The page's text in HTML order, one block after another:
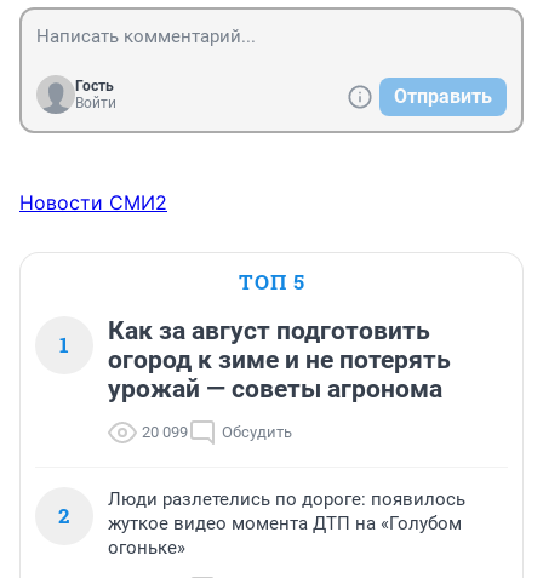
Гость
Войти
Отправить
Новости СМИ2
ТОП 5
1
Как за август подготовить
огород к зиме и не потерять
урожай — советы агронома
20 099 Обсудить
2
Люди разлетелись по дороге: появилось
жуткое видео момента ДТП на «Голубом
огоньке»